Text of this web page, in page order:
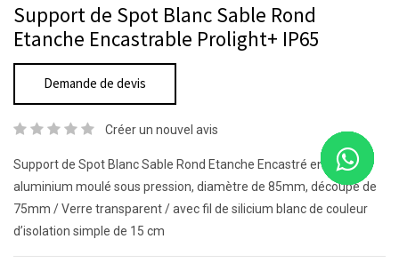
Support de Spot Blanc Sable Rond
Etanche Encastrable Prolight+ IP65
Demande de devis
Créer un nouvel avis
Support de Spot Blanc Sable Rond Etanche Encastré en
aluminium moulé sous pression, diamètre de 85mm, découpe de
75mm / Verre transparent / avec fil de silicium blanc de couleur
d’isolation simple de 15 cm